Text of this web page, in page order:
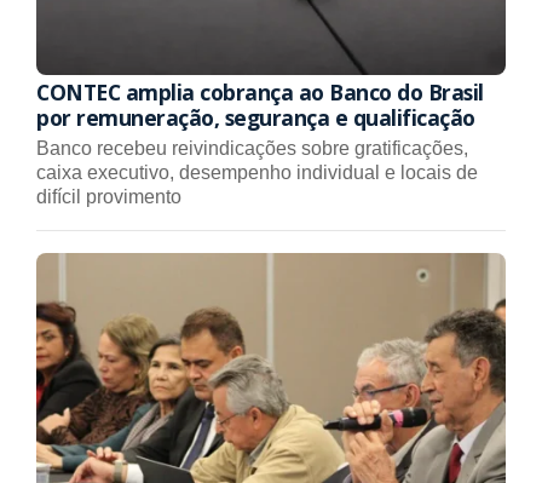
CONTEC amplia cobrança ao Banco do Brasil
por remuneração, segurança e qualificação
Banco recebeu reivindicações sobre gratificações,
caixa executivo, desempenho individual e locais de
difícil provimento